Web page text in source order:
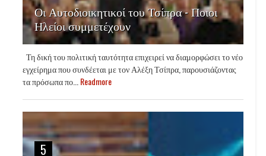
Οι Αυτοδιοικητικοί του Τσίπρα - Ποιοι
Ηλείοι συμμετέχουν
Τη δική του πολιτική ταυτότητα επιχειρεί να διαμορφώσει το νέο
εγχείρημα που συνδέεται με τον Αλέξη Τσίπρα, παρουσιάζοντας
τα πρόσωπα πο...Readmore
5